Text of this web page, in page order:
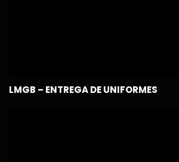
LMGB – ENTREGA DE UNIFORMES